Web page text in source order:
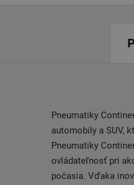
Pneumatiky
automobily a SUV,
Pneumatiky
ovládateľnosť pri
počasia. Vďaka